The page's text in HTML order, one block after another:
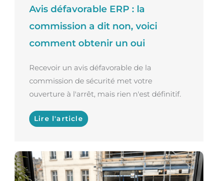
Avis défavorable ERP : la
commission a dit non, voici
comment obtenir un oui
Recevoir un avis défavorable de la
commission de sécurité met votre
ouverture à l'arrêt, mais rien n'est définitif.
Lire l'article